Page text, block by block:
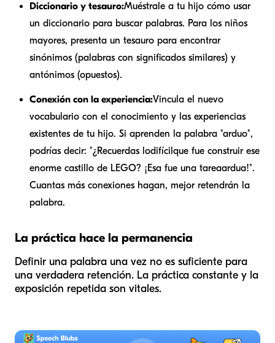
Diccionario y tesauro:Muéstrale a tu hijo cómo usar
un diccionario para buscar palabras. Para los niños
mayores, presenta un tesauro para encontrar
sinónimos (palabras con significados similares) y
antónimos (opuestos).
Conexión con la experiencia:Vincula el nuevo
vocabulario con el conocimiento y las experiencias
existentes de tu hijo. Si aprenden la palabra "arduo",
podrías decir: "¿Recuerdas lodifícil que fue construir ese
enorme castillo de LEGO? ¡Esa fue una tareaardua!".
Cuantas más conexiones hagan, mejor retendrán la
palabra.
La práctica hace la permanencia
Definir una palabra una vez no es suficiente para
una verdadera retención. La práctica constante y la
exposición repetida son vitales.